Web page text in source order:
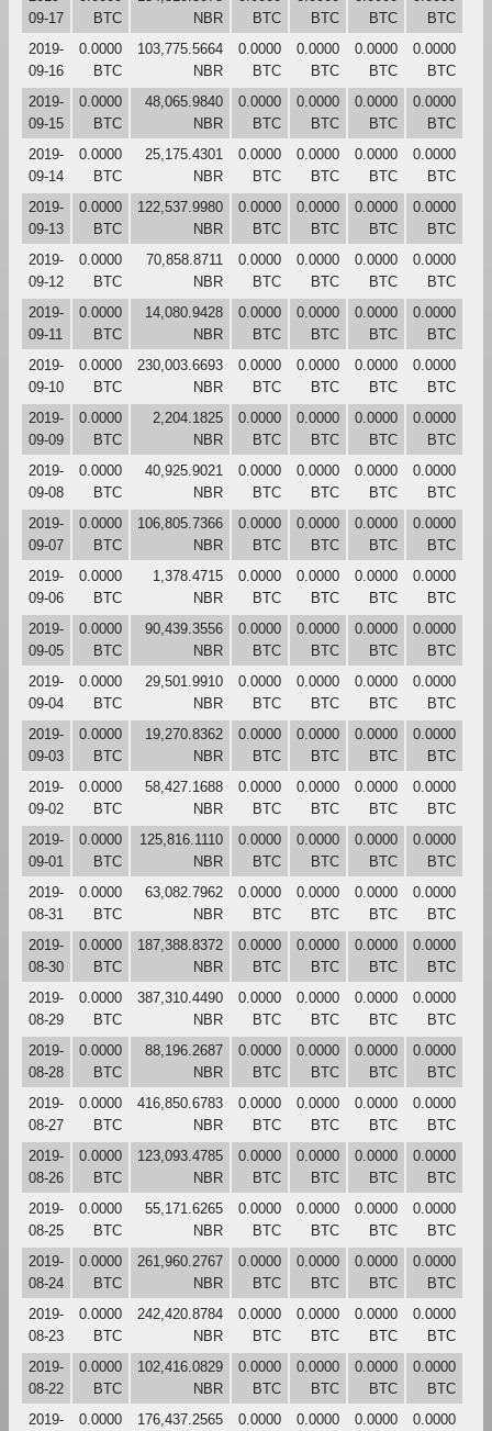
09-17
BTC
NBR
BTC
BTC
BTC
BTC
2019-
09-16
0.0000
BTC
103,775.5664
NBR
0.0000
BTC
0.0000
BTC
0.0000
BTC
0.0000
BTC
2019-
09-15
0.0000
BTC
48,065.9840
NBR
0.0000
BTC
0.0000
BTC
0.0000
BTC
0.0000
BTC
2019-
09-14
0.0000
BTC
25,175.4301
NBR
0.0000
BTC
0.0000
BTC
0.0000
BTC
0.0000
BTC
2019-
09-13
0.0000
BTC
122,537.9980
NBR
0.0000
BTC
0.0000
BTC
0.0000
BTC
0.0000
BTC
2019-
09-12
0.0000
BTC
70,858.8711
NBR
0.0000
BTC
0.0000
BTC
0.0000
BTC
0.0000
BTC
2019-
09-11
0.0000
BTC
14,080.9428
NBR
0.0000
BTC
0.0000
BTC
0.0000
BTC
0.0000
BTC
2019-
09-10
0.0000
BTC
230,003.6693
NBR
0.0000
BTC
0.0000
BTC
0.0000
BTC
0.0000
BTC
2019-
09-09
0.0000
BTC
2,204.1825
NBR
0.0000
BTC
0.0000
BTC
0.0000
BTC
0.0000
BTC
2019-
09-08
0.0000
BTC
40,925.9021
NBR
0.0000
BTC
0.0000
BTC
0.0000
BTC
0.0000
BTC
2019-
09-07
0.0000
BTC
106,805.7366
NBR
0.0000
BTC
0.0000
BTC
0.0000
BTC
0.0000
BTC
2019-
09-06
0.0000
BTC
1,378.4715
NBR
0.0000
BTC
0.0000
BTC
0.0000
BTC
0.0000
BTC
2019-
09-05
0.0000
BTC
90,439.3556
NBR
0.0000
BTC
0.0000
BTC
0.0000
BTC
0.0000
BTC
2019-
09-04
0.0000
BTC
29,501.9910
NBR
0.0000
BTC
0.0000
BTC
0.0000
BTC
0.0000
BTC
2019-
09-03
0.0000
BTC
19,270.8362
NBR
0.0000
BTC
0.0000
BTC
0.0000
BTC
0.0000
BTC
2019-
09-02
0.0000
BTC
58,427.1688
NBR
0.0000
BTC
0.0000
BTC
0.0000
BTC
0.0000
BTC
2019-
09-01
0.0000
BTC
125,816.1110
NBR
0.0000
BTC
0.0000
BTC
0.0000
BTC
0.0000
BTC
2019-
08-31
0.0000
BTC
63,082.7962
NBR
0.0000
BTC
0.0000
BTC
0.0000
BTC
0.0000
BTC
2019-
08-30
0.0000
BTC
187,388.8372
NBR
0.0000
BTC
0.0000
BTC
0.0000
BTC
0.0000
BTC
2019-
08-29
0.0000
BTC
387,310.4490
NBR
0.0000
BTC
0.0000
BTC
0.0000
BTC
0.0000
BTC
2019-
08-28
0.0000
BTC
88,196.2687
NBR
0.0000
BTC
0.0000
BTC
0.0000
BTC
0.0000
BTC
2019-
08-27
0.0000
BTC
416,850.6783
NBR
0.0000
BTC
0.0000
BTC
0.0000
BTC
0.0000
BTC
2019-
08-26
0.0000
BTC
123,093.4785
NBR
0.0000
BTC
0.0000
BTC
0.0000
BTC
0.0000
BTC
2019-
08-25
0.0000
BTC
55,171.6265
NBR
0.0000
BTC
0.0000
BTC
0.0000
BTC
0.0000
BTC
2019-
08-24
0.0000
BTC
261,960.2767
NBR
0.0000
BTC
0.0000
BTC
0.0000
BTC
0.0000
BTC
2019-
08-23
0.0000
BTC
242,420.8784
NBR
0.0000
BTC
0.0000
BTC
0.0000
BTC
0.0000
BTC
2019-
08-22
0.0000
BTC
102,416.0829
NBR
0.0000
BTC
0.0000
BTC
0.0000
BTC
0.0000
BTC
2019-
0.0000
176,437.2565
0.0000
0.0000
0.0000
0.0000